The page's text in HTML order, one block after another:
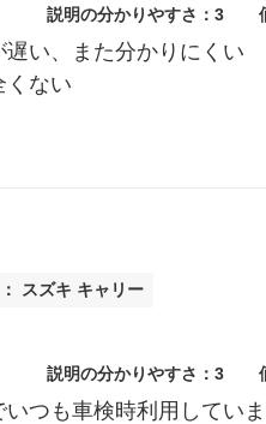
説明の分かりやすさ：3
い、また分かりにくい
くない
スズキ キャリー
説明の分かりやすさ：3
つも車検時利用していま